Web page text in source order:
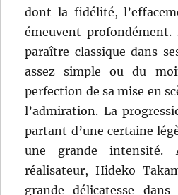
dont la fidélité,
émeuvent profondément.
paraître classique dans
assez simple ou du
perfection de sa mise en
l’admiration. La
partant d’une certaine
une grande intensité.
réalisateur, Hideko
grande délicatesse